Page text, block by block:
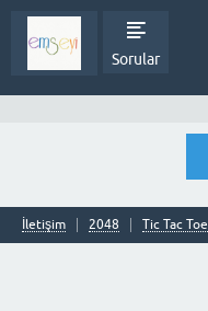
Sorular
İletişim 2048 Tic Tac Toe